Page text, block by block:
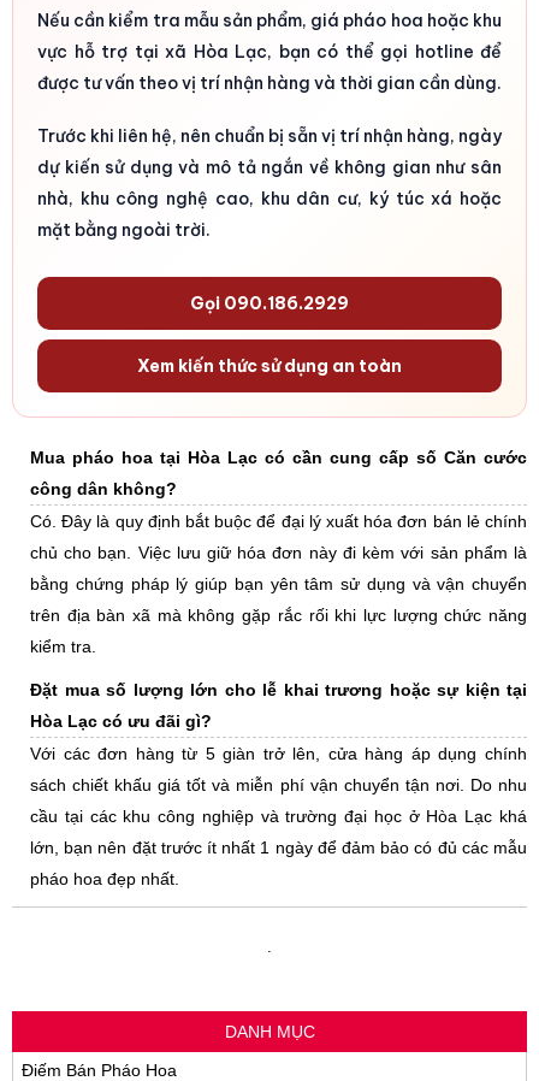
Nếu cần kiểm tra mẫu sản phẩm, giá pháo hoa hoặc khu
vực hỗ trợ tại xã Hòa Lạc, bạn có thể gọi hotline để
được tư vấn theo vị trí nhận hàng và thời gian cần dùng.
Trước khi liên hệ, nên chuẩn bị sẵn vị trí nhận hàng, ngày
dự kiến sử dụng và mô tả ngắn về không gian như sân
nhà, khu công nghệ cao, khu dân cư, ký túc xá hoặc
mặt bằng ngoài trời.
Gọi 090.186.2929
Xem kiến thức sử dụng an toàn
Mua pháo hoa tại Hòa Lạc có cần cung cấp số Căn cước
công dân không?
Có. Đây là quy định bắt buộc để đại lý xuất hóa đơn bán lẻ chính
chủ cho bạn. Việc lưu giữ hóa đơn này đi kèm với sản phẩm là
bằng chứng pháp lý giúp bạn yên tâm sử dụng và vận chuyển
trên địa bàn xã mà không gặp rắc rối khi lực lượng chức năng
kiểm tra.
Đặt mua số lượng lớn cho lễ khai trương hoặc sự kiện tại
Hòa Lạc có ưu đãi gì?
Với các đơn hàng từ 5 giàn trở lên, cửa hàng áp dụng chính
sách chiết khấu giá tốt và miễn phí vận chuyển tận nơi. Do nhu
cầu tại các khu công nghiệp và trường đại học ở Hòa Lạc khá
lớn, bạn nên đặt trước ít nhất 1 ngày để đảm bảo có đủ các mẫu
pháo hoa đẹp nhất.
DANH MỤC
Điếm Bán Pháo Hoa